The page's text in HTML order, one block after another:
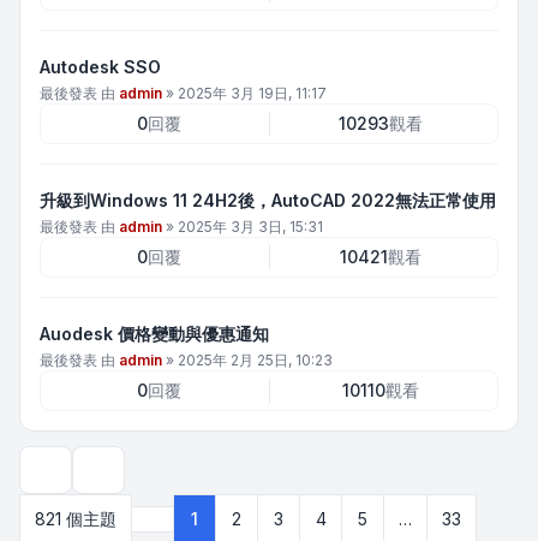
Autodesk SSO
最後發表 由 admin » 2025年 3月 19日, 11:17
0回覆 10293觀看
升級到Windows 11 24H2後，AutoCAD 2022無法正常使用
最後發表 由 admin » 2025年 3月 3日, 15:31
0回覆 10421觀看
Auodesk 價格變動與優惠通知
最後發表 由 admin » 2025年 2月 25日, 10:23
0回覆 10110觀看
821 個主題
第1 頁 (共 33 頁)
1 2 3 4 5 …
33